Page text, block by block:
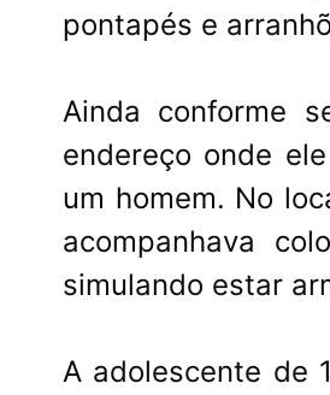
pontapés e
Ainda conforme
endereço onde
um homem. No
acompanhava
simulando estar
A adolescente de